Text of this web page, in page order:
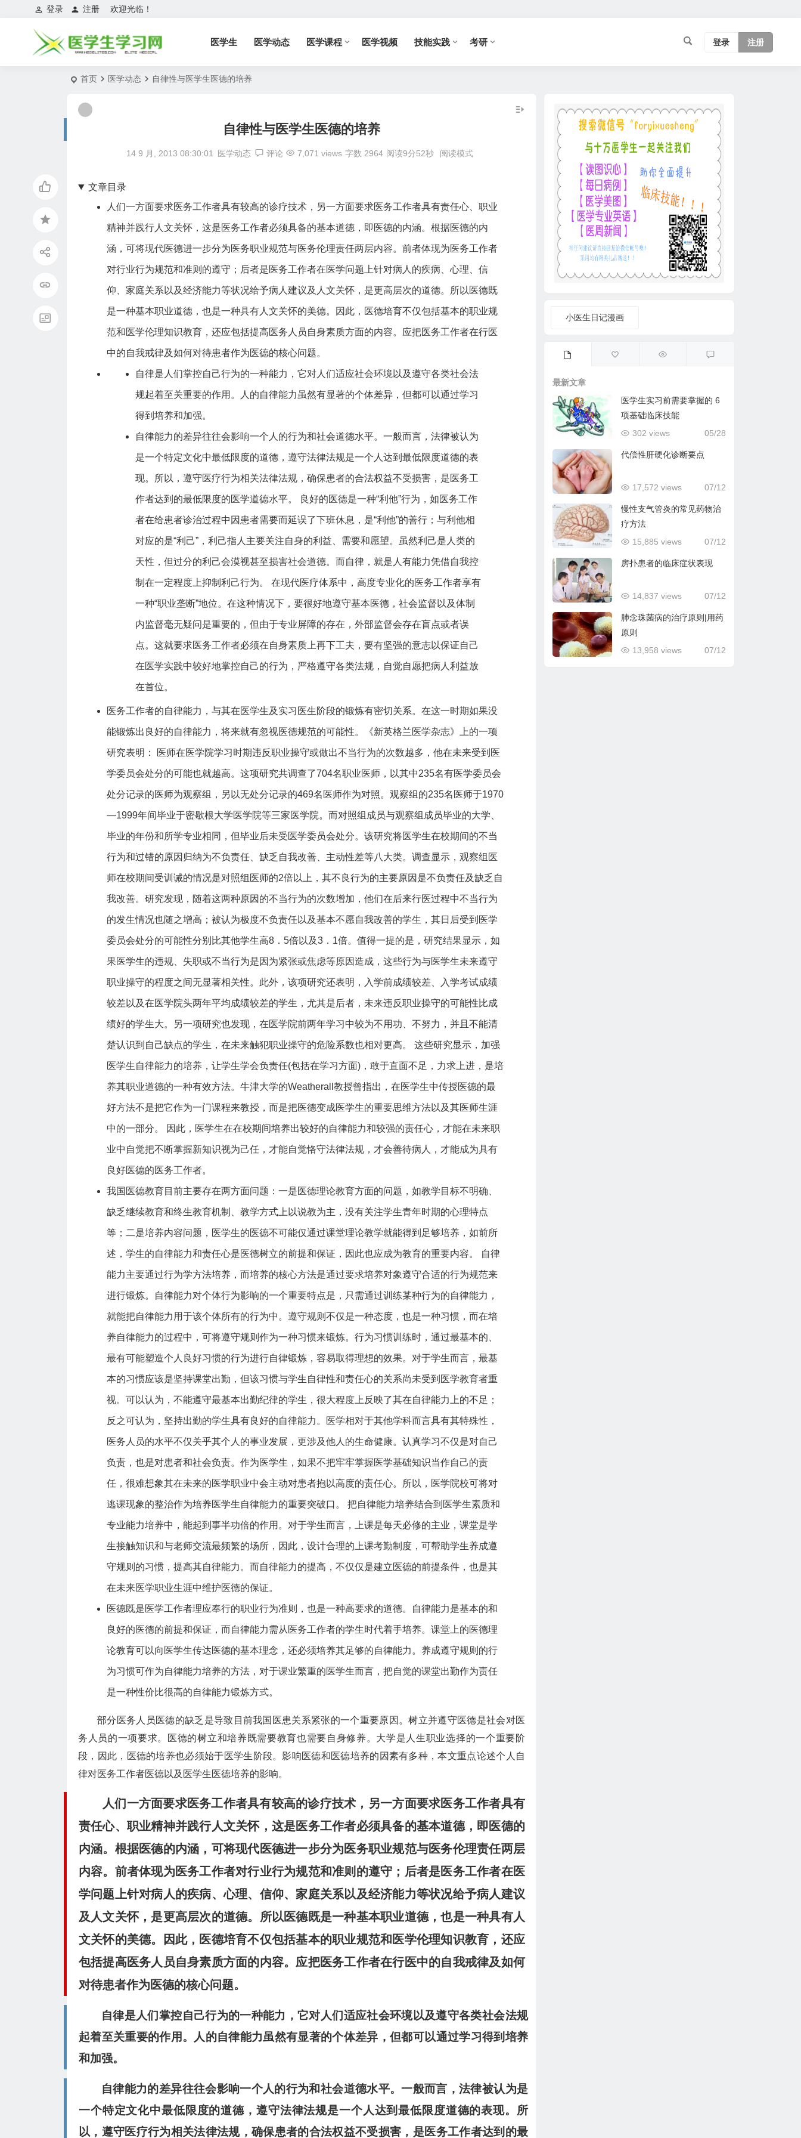
欢迎光临！
登录 注册
医学生 医学动态 医学课程 医学视频 技能实践 考研 登录 注册
首页 医学动态 自律性与医学生医德的培养
自律性与医学生医德的培养
14 9 月, 2013 08:30:01 医学动态 评论 7,071 views 字数 2964 阅读9分52秒 阅读模式
文章目录
人们一方面要求医务工作者具有较高的诊疗技术，另一方面要求医务工作者具有责任心、职业
精神并践行人文关怀，这是医务工作者必须具备的基本道德，即医德的内涵。根据医德的内
涵，可将现代医德进一步分为医务职业规范与医务伦理责任两层内容。前者体现为医务工作者
对行业行为规范和准则的遵守；后者是医务工作者在医学问题上针对病人的疾病、心理、信
仰、家庭关系以及经济能力等状况给予病人建议及人文关怀，是更高层次的道德。所以医德既
是一种基本职业道德，也是一种具有人文关怀的美德。因此，医德培育不仅包括基本的职业规
范和医学伦理知识教育，还应包括提高医务人员自身素质方面的内容。应把医务工作者在行医
中的自我戒律及如何对待患者作为医德的核心问题。
自律是人们掌控自己行为的一种能力，它对人们适应社会环境以及遵守各类社会法
规起着至关重要的作用。人的自律能力虽然有显著的个体差异，但都可以通过学习
得到培养和加强。
自律能力的差异往往会影响一个人的行为和社会道德水平。一般而言，法律被认为
是一个特定文化中最低限度的道德，遵守法律法规是一个人达到最低限度道德的表
现。所以，遵守医疗行为相关法律法规，确保患者的合法权益不受损害，是医务工
作者达到的最低限度的医学道德水平。 良好的医德是一种“利他”行为，如医务工作
者在给患者诊治过程中因患者需要而延误了下班休息，是“利他”的善行；与利他相
对应的是“利己”，利己指人主要关注自身的利益、需要和愿望。虽然利己是人类的
天性，但过分的利己会漠视甚至损害社会道德。而自律，就是人有能力凭借自我控
制在一定程度上抑制利己行为。 在现代医疗体系中，高度专业化的医务工作者享有
一种“职业垄断”地位。在这种情况下，要很好地遵守基本医德，社会监督以及体制
内监督毫无疑问是重要的，但由于专业屏障的存在，外部监督会存在盲点或者误
点。这就要求医务工作者必须在自身素质上再下工夫，要有坚强的意志以保证自己
在医学实践中较好地掌控自己的行为，严格遵守各类法规，自觉自愿把病人利益放
在首位。
医务工作者的自律能力，与其在医学生及实习医生阶段的锻炼有密切关系。在这一时期如果没
能锻炼出良好的自律能力，将来就有忽视医德规范的可能性。《新英格兰医学杂志》上的一项
研究表明： 医师在医学院学习时期违反职业操守或做出不当行为的次数越多，他在未来受到医
学委员会处分的可能也就越高。这项研究共调查了704名职业医师，以其中235名有医学委员会
处分记录的医师为观察组，另以无处分记录的469名医师作为对照。观察组的235名医师于1970
—1999年间毕业于密歇根大学医学院等三家医学院。而对照组成员与观察组成员毕业的大学、
毕业的年份和所学专业相同，但毕业后未受医学委员会处分。该研究将医学生在校期间的不当
行为和过错的原因归纳为不负责任、缺乏自我改善、主动性差等八大类。调查显示，观察组医
师在校期间受训诫的情况是对照组医师的2倍以上，其不良行为的主要原因是不负责任及缺乏自
我改善。研究发现，随着这两种原因的不当行为的次数增加，他们在后来行医过程中不当行为
的发生情况也随之增高；被认为极度不负责任以及基本不愿自我改善的学生，其日后受到医学
委员会处分的可能性分别比其他学生高8．5倍以及3．1倍。值得一提的是，研究结果显示，如
果医学生的违规、失职或不当行为是因为紧张或焦虑等原因造成，这些行为与医学生未来遵守
职业操守的程度之间无显著相关性。此外，该项研究还表明，入学前成绩较差、入学考试成绩
较差以及在医学院头两年平均成绩较差的学生，尤其是后者，未来违反职业操守的可能性比成
绩好的学生大。另一项研究也发现，在医学院前两年学习中较为不用功、不努力，并且不能清
楚认识到自己缺点的学生，在未来触犯职业操守的危险系数也相对更高。 这些研究显示，加强
医学生自律能力的培养，让学生学会负责任(包括在学习方面)，敢于直面不足，力求上进，是培
养其职业道德的一种有效方法。牛津大学的Weatherall教授曾指出，在医学生中传授医德的最
好方法不是把它作为一门课程来教授，而是把医德变成医学生的重要思维方法以及其医师生涯
中的一部分。 因此，医学生在在校期间培养出较好的自律能力和较强的责任心，才能在未来职
业中自觉把不断掌握新知识视为己任，才能自觉恪守法律法规，才会善待病人，才能成为具有
良好医德的医务工作者。
我国医德教育目前主要存在两方面问题：一是医德理论教育方面的问题，如教学目标不明确、
缺乏继续教育和终生教育机制、教学方式上以说教为主，没有关注学生青年时期的心理特点
等；二是培养内容问题，医学生的医德不可能仅通过课堂理论教学就能得到足够培养，如前所
述，学生的自律能力和责任心是医德树立的前提和保证，因此也应成为教育的重要内容。 自律
能力主要通过行为学方法培养，而培养的核心方法是通过要求培养对象遵守合适的行为规范来
进行锻炼。自律能力对个体行为影响的一个重要特点是，只需通过训练某种行为的自律能力，
就能把自律能力用于该个体所有的行为中。遵守规则不仅是一种态度，也是一种习惯，而在培
养自律能力的过程中，可将遵守规则作为一种习惯来锻炼。行为习惯训练时，通过最基本的、
最有可能塑造个人良好习惯的行为进行自律锻炼，容易取得理想的效果。对于学生而言，最基
本的习惯应该是坚持课堂出勤，但该习惯与学生自律性和责任心的关系尚未受到医学教育者重
视。可以认为，不能遵守最基本出勤纪律的学生，很大程度上反映了其在自律能力上的不足；
反之可认为，坚持出勤的学生具有良好的自律能力。医学相对于其他学科而言具有其特殊性，
医务人员的水平不仅关乎其个人的事业发展，更涉及他人的生命健康。认真学习不仅是对自己
负责，也是对患者和社会负责。作为医学生，如果不把牢牢掌握医学基础知识当作自己的责
任，很难想象其在未来的医学职业中会主动对患者抱以高度的责任心。所以，医学院校可将对
逃课现象的整治作为培养医学生自律能力的重要突破口。 把自律能力培养结合到医学生素质和
专业能力培养中，能起到事半功倍的作用。对于学生而言，上课是每天必修的主业，课堂是学
生接触知识和与老师交流最频繁的场所，因此，设计合理的上课考勤制度，可帮助学生养成遵
守规则的习惯，提高其自律能力。而自律能力的提高，不仅仅是建立医德的前提条件，也是其
在未来医学职业生涯中维护医德的保证。
医德既是医学工作者理应奉行的职业行为准则，也是一种高要求的道德。自律能力是基本的和
良好的医德的前提和保证，而自律能力需从医务工作者的学生时代着手培养。课堂上的医德理
论教育可以向医学生传达医德的基本理念，还必须培养其足够的自律能力。养成遵守规则的行
为习惯可作为自律能力培养的方法，对于课业繁重的医学生而言，把自觉的课堂出勤作为责任
是一种性价比很高的自律能力锻炼方式。
部分医务人员医德的缺乏是导致目前我国医患关系紧张的一个重要原因。树立并遵守医德是社会对医
务人员的一项要求。医德的树立和培养既需要教育也需要自身修养。 大学是人生职业选择的一个重要阶
段，因此，医德的培养也必须始于医学生阶段。影响医德和医德培养的因素有多种，本文重点论述个人自
律对医务工作者医德以及医学生医德培养的影响。
人们一方面要求医务工作者具有较高的诊疗技术，另一方面要求医务工作者具有
责任心、职业精神并践行人文关怀，这是医务工作者必须具备的基本道德，即医德的
内涵。根据医德的内涵，可将现代医德进一步分为医务职业规范与医务伦理责任两层
内容。前者体现为医务工作者对行业行为规范和准则的遵守；后者是医务工作者在医
学问题上针对病人的疾病、心理、信仰、家庭关系以及经济能力等状况给予病人建议
及人文关怀，是更高层次的道德。所以医德既是一种基本职业道德，也是一种具有人
文关怀的美德。因此，医德培育不仅包括基本的职业规范和医学伦理知识教育，还应
包括提高医务人员自身素质方面的内容。应把医务工作者在行医中的自我戒律及如何
对待患者作为医德的核心问题。
自律是人们掌控自己行为的一种能力，它对人们适应社会环境以及遵守各类社会法规
起着至关重要的作用。人的自律能力虽然有显著的个体差异，但都可以通过学习得到培养
和加强。
自律能力的差异往往会影响一个人的行为和社会道德水平。一般而言，法律被认为是
一个特定文化中最低限度的道德，遵守法律法规是一个人达到最低限度道德的表现。所
以，遵守医疗行为相关法律法规，确保患者的合法权益不受损害，是医务工作者达到的最
小医生日记漫画
最新文章
医学生实习前需要掌握的 6
项基础临床技能
05/28
302 views
代偿性肝硬化诊断要点
07/12
17,572 views
慢性支气管炎的常见药物治
疗方法
07/12
15,885 views
房扑患者的临床症状表现
07/12
14,837 views
肺念珠菌病的治疗原则|用药
原则
07/12
13,958 views